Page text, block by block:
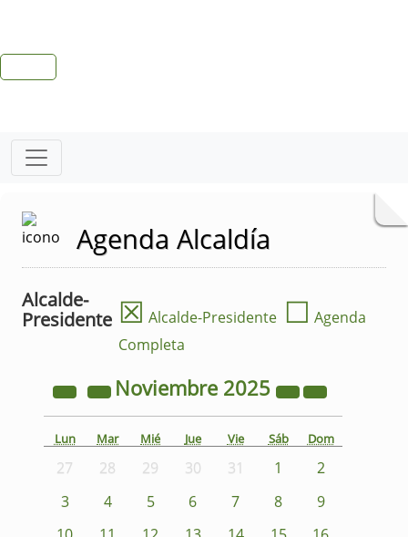
Agenda Alcaldía
Alcalde-
Presidente ☒ Alcalde-Presidente ☐ Agenda
Completa
Noviembre 2025
Lun Mar Mié Jue Vie Sáb Dom
27 28 29 30 31 1
2
3
4 5 6 7 8
9